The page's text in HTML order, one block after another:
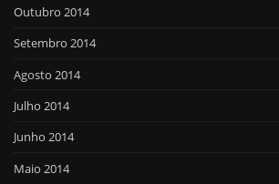
Outubro 2014
Setembro 2014
Agosto 2014
Julho 2014
Junho 2014
Maio 2014